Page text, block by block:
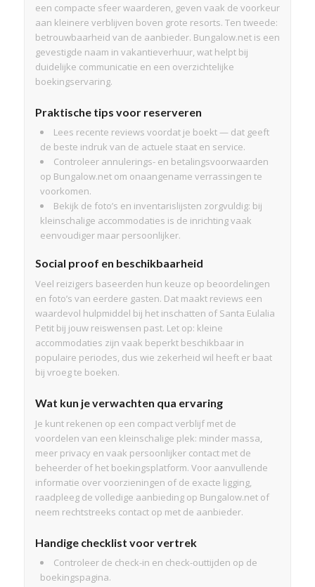
een compacte sfeer waarderen, geven vaak de voorkeur
aan kleinere verblijven boven grote resorts. Ten tweede:
betrouwbaarheid van de aanbieder. Bungalow.net is een
gevestigde naam in vakantieverhuur, wat helpt bij
duidelijke communicatie en een overzichtelijke
boekingservaring.
Praktische tips voor reserveren
Lees recente reviews voordat je boekt — dat geeft
de beste indruk van de actuele staat en service.
Controleer annulerings- en betalingsvoorwaarden
op Bungalow.net om onaangename verrassingen te
voorkomen.
Bekijk de foto’s en inventarislijsten zorgvuldig: bij
kleinschalige accommodaties is de inrichting vaak
eenvoudiger maar persoonlijker.
Social proof en beschikbaarheid
Veel reizigers baseerden hun keuze op beoordelingen
en foto’s van eerdere gasten. Dat maakt reviews een
waardevol hulpmiddel bij het inschatten of Santa Eulalia
Petit bij jouw reiswensen past. Let op: kleine
accommodaties zijn vaak beperkt beschikbaar in
populaire periodes, dus wie zekerheid wil heeft er baat
bij vroeg te boeken.
Wat kun je verwachten qua ervaring
Je kunt rekenen op een compact verblijf met de
voordelen van een kleinschalige plek: minder massa,
meer privacy en vaak persoonlijker contact met de
beheerder of het boekingsplatform. Voor aanvullende
informatie over voorzieningen of de exacte ligging,
raadpleeg de volledige aanbieding op Bungalow.net of
neem rechtstreeks contact op met de aanbieder.
Handige checklist voor vertrek
Controleer de check-in en check-outtijden op de
boekingspagina.